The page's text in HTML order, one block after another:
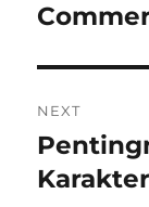
post:
NEXT
Next
post: